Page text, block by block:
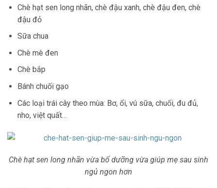
Chè hạt sen long nhãn, chè đậu xanh, chè đậu đen, chè
đậu đỏ
Sữa chua
Chè mè đen
Chè bắp
Bánh chuối gạo
Các loại trái cây theo mùa: Bơ, ổi, vú sữa, chuối, đu đủ,
nho, việt quất…
Chè hạt sen long nhãn vừa bổ dưỡng vừa giúp mẹ sau sinh
ngủ ngon hơn